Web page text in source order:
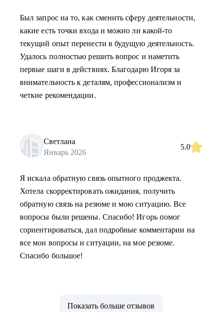
Был запрос на то, как сменить сферу деятельности,
какие есть точки входа и можно ли какой-то
текущий опыт перенести в будущую деятельность.
Удалось полностью решить вопрос и наметить
первые шаги в действиях. Благодарю Игоря за
внимательность к деталям, профессионализм и
четкие рекомендации.
Светлана
Январь 2026
5.0
Я искала обратную связь опытного проджекта.
Хотела скорректировать ожидания, получить
обратную связь на резюме и мою ситуацию. Все
вопросы были решены. Спасибо! Игорь помог
сориентироваться, дал подробные комментарии на
все мои вопросы и ситуации, на мое резюме.
Спасибо большое!
Показать больше отзывов